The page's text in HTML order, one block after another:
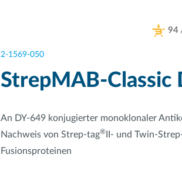
94
2-1569-050
StrepMAB-Classic
An DY-649 konjugierter monoklonaler
Nachweis von Strep-tag® II- und Twin-
Fusionsproteinen